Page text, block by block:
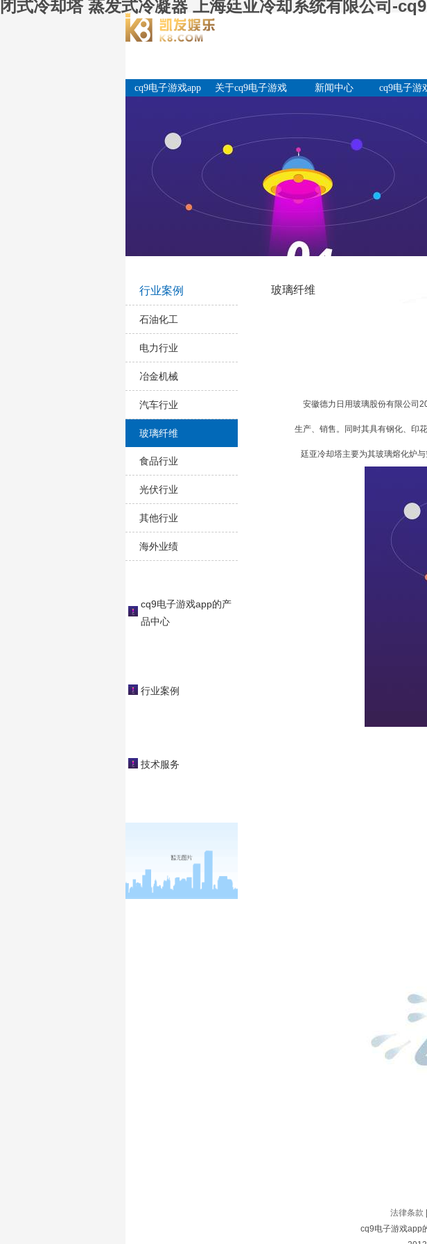
闭式冷却塔 蒸发式冷凝器 上海廷亚冷却系统有限公司-
cq9电子游戏app
关于cq9电子游戏
新闻中心
cq9电子游
行业案例
石油化工
电力行业
冶金机械
汽车行业
玻璃纤维
食品行业
光伏行业
其他行业
海外业绩
cq9电子游戏app的产
品中心
行业案例
技术服务
玻璃纤维
安徽德力日用玻璃股份有限公司
生产、销售。同时其具有钢化、印
廷亚冷却塔主要为其玻璃熔化炉与
法律条款
cq9电子游戏app